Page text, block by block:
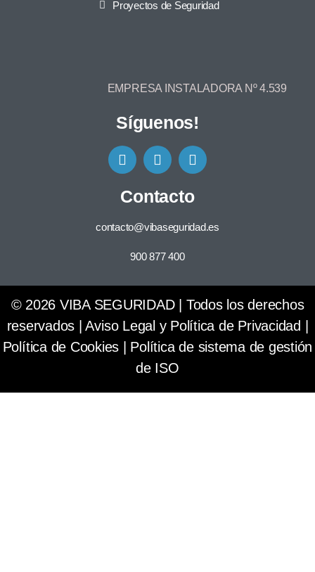
Proyectos de Seguridad
EMPRESA INSTALADORA Nº 4.539
Síguenos!
Contacto
contacto@vibaseguridad.es
900 877 400
© 2026 VIBA SEGURIDAD | Todos los derechos
reservados |Aviso Legal y Política de Privacidad
Política de Cookies
Política de sistema de gestión
de ISO